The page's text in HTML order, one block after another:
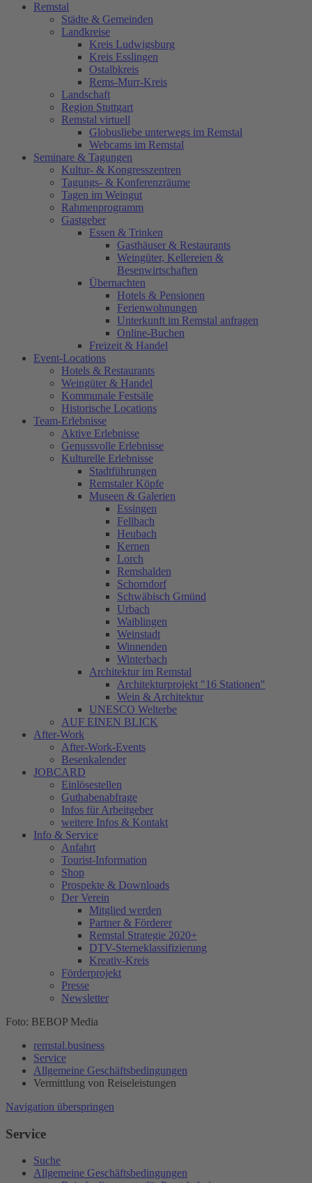
Remstal
Städte & Gemeinden
Landkreise
Kreis Ludwigsburg
Kreis Esslingen
Ostalbkreis
Rems-Murr-Kreis
Landschaft
Region Stuttgart
Remstal virtuell
Globusliebe unterwegs im Remstal
Webcams im Remstal
Seminare & Tagungen
Kultur- & Kongresszentren
Tagungs- & Konferenzräume
Tagen im Weingut
Rahmenprogramm
Gastgeber
Essen & Trinken
Gasthäuser & Restaurants
Weingüter, Kellereien &
Besenwirtschaften
Übernachten
Hotels & Pensionen
Ferienwohnungen
Unterkunft im Remstal anfragen
Online-Buchen
Freizeit & Handel
Event-Locations
Hotels & Restaurants
Weingüter & Handel
Kommunale Festsäle
Historische Locations
Team-Erlebnisse
Aktive Erlebnisse
Genussvolle Erlebnisse
Kulturelle Erlebnisse
Stadtführungen
Remstaler Köpfe
Museen & Galerien
Essingen
Fellbach
Heubach
Kernen
Lorch
Remshalden
Schorndorf
Schwäbisch Gmünd
Urbach
Waiblingen
Weinstadt
Winnenden
Winterbach
Architektur im Remstal
Architekturprojekt "16 Stationen"
Wein & Architektur
UNESCO Welterbe
AUF EINEN BLICK
After-Work
After-Work-Events
Besenkalender
JOBCARD
Einlösestellen
Guthabenabfrage
Infos für Arbeitgeber
weitere Infos & Kontakt
Info & Service
Anfahrt
Tourist-Information
Shop
Prospekte & Downloads
Der Verein
Mitglied werden
Partner & Förderer
Remstal Strategie 2020+
DTV-Sterneklassifizierung
Kreativ-Kreis
Förderprojekt
Presse
Newsletter
Foto: BEBOP Media
remstal.business
Service
Allgemeine Geschäftsbedingungen
Vermittlung von Reiseleistungen
Navigation überspringen
Service
Suche
Allgemeine Geschäftsbedingungen